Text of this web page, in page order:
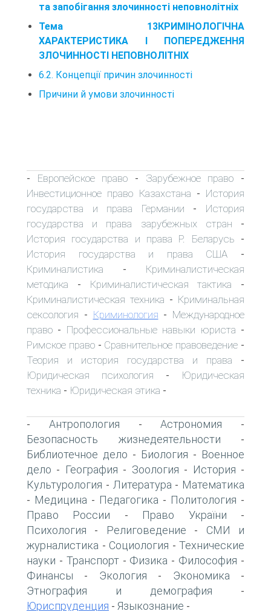
та запобігання злочинності неповнолітніх
Тема 13КРИМІНОЛОГІЧНА
ХАРАКТЕРИСТИКА І ПОПЕРЕДЖЕННЯ
ЗЛОЧИННОСТІ НЕПОВНОЛІТНІХ
6.2. Концепції причин злочинності
Причини й умови злочинності
- Европейское право - Зарубежное право -
Инвестиционное право Казахстана - История
государства и права Германии - История
государства и права зарубежных стран -
История государства и права Р. Беларусь -
История государства и права США -
Криминалистика - Криминалистическая
методика - Криминалистическая тактика -
Криминалистическая техника - Криминальная
сексология - Криминология - Международное
право - Профессиональные навыки юриста -
Римское право- Сравнительное правоведение -
Теория и история государства и права -
Юридическая психология -
Юридическая
техника - Юридическая этика -
- Антропология -Астрономия -
Безопасность жизнедеятельности -
Библиотечное дело - Биология - Военное
дело - География - Зоология - История -
Культурология - Литература - Математика
- Медицина - Педагогика - Политология -
Право России - Право України -
Психология - Религоведение - СМИ и
журналистика - Социология - Технические
науки - Транспорт- Физика - Философия -
Финансы - Экология - Экономика -
Этнография и демография -
Юриспруденция - Языкознание -